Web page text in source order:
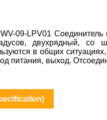
09-LPV01
двухрядный, со
в общих
питания, выход.